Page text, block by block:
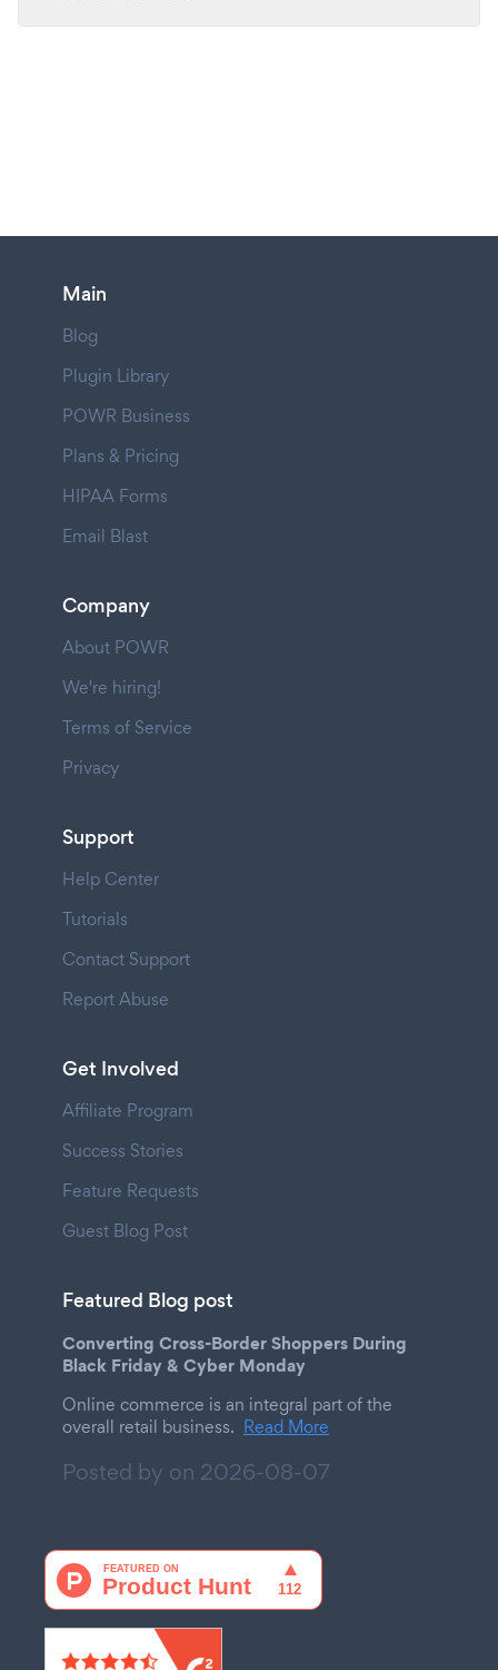
Main
Blog
Plugin Library
POWR Business
Plans & Pricing
HIPAA Forms
Email Blast
Company
About POWR
We're hiring!
Terms of Service
Privacy
Support
Help Center
Tutorials
Contact Support
Report Abuse
Get Involved
Affiliate Program
Success Stories
Feature Requests
Guest Blog Post
Featured Blog post
Converting Cross-Border Shoppers During
Black Friday & Cyber Monday
Online commerce is an integral part of the
overall retail business. Read More
Posted by on 2026-08-07